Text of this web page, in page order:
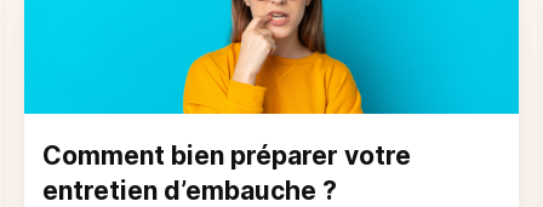
Comment bien préparer votre
entretien d’embauche ?